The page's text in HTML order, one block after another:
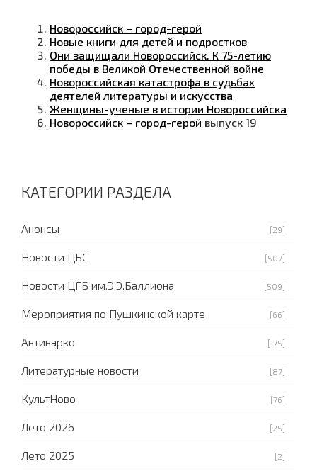
Новороссийск – город-герой
Новые книги для детей и подростков
Они защищали Новороссийск. К 75-летию
победы в Великой Отечественной войне
Новороссийская катастрофа в судьбах
деятелей литературы и искусства
Женщины-ученые в истории Новороссийска
Новороссийск – город-герой выпуск 19
КАТЕГОРИИ РАЗДЕЛА
Анонсы [29]
Новости ЦБС [507]
Новости ЦГБ им.Э.Э.Баллиона [509]
Мероприятия по Пушкинской карте [66]
Антинарко [175]
Литературные новости [87]
КультНово [76]
Лето 2026 [25]
Лето 2025 [2]